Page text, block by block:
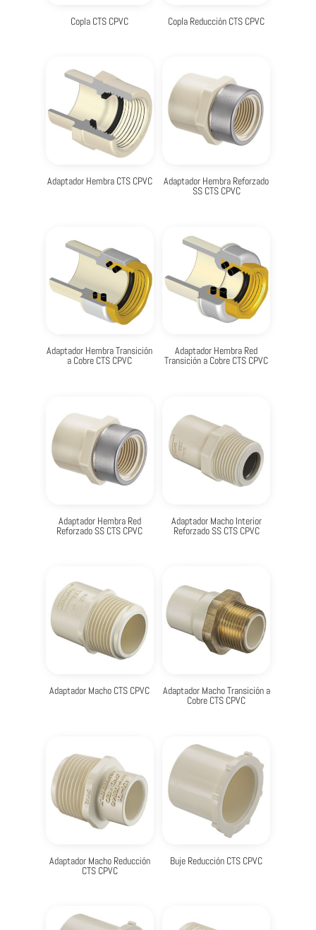
Copla CTS CPVC Copla Reducción CTS CPVC
Adaptador Hembra CTS CPVC Adaptador Hembra Reforzado
SS CTS CPVC
Adaptador Hembra Transición
a Cobre CTS CPVC
Adaptador Hembra Red
Transición a Cobre CTS CPVC
Adaptador Hembra Red
Reforzado SS CTS CPVC
Adaptador Macho Interior
Reforzado SS CTS CPVC
Adaptador Macho CTS CPVC Adaptador Macho Transición a
Cobre CTS CPVC
Adaptador Macho Reducción
CTS CPVC
Buje Reducción CTS CPVC